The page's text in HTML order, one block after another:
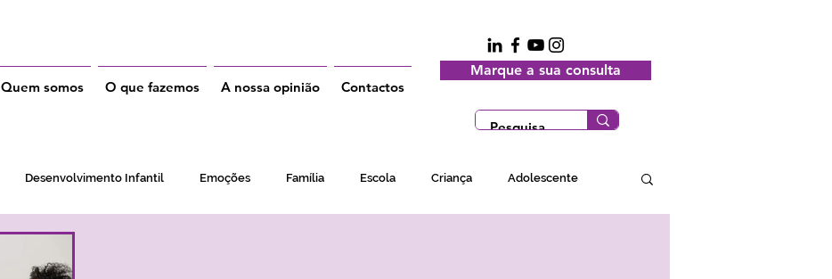
Quem somos O que fazemos A nossa opinião Contactos
Marque a sua consulta
Desenvolvimento Infantil Emoções Família Escola Criança Adolescente